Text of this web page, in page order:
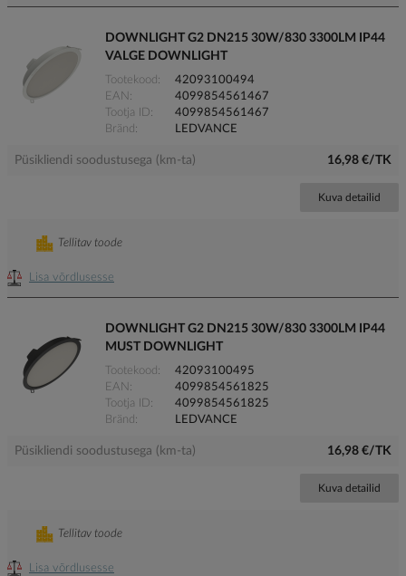
DOWNLIGHT G2 DN215 30W/830 3300LM IP44
VALGE DOWNLIGHT
Tootekood
42093100494
EAN
4099854561467
Tootja ID
4099854561467
Bränd
LEDVANCE
Püsikliendi soodustusega (km-ta) 16,98 €/TK
Kuva detailid
Lisa võrdlusesse
Tellitav toode
DOWNLIGHT G2 DN215 30W/830 3300LM IP44
MUST DOWNLIGHT
Tootekood
42093100495
EAN
4099854561825
Tootja ID
4099854561825
Bränd
LEDVANCE
Püsikliendi soodustusega (km-ta) 16,98 €/TK
Kuva detailid
Lisa võrdlusesse
Tellitav toode